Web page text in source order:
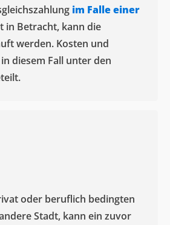
im Falle einer
in Betracht, kann die
werden. Kosten und
diesem Fall unter den
oder beruflich bedingten
Stadt, kann ein zuvor